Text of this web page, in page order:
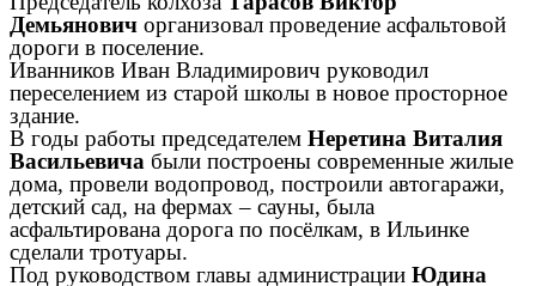
Демьянович организовал проведение асфальтовой
дороги в поселение.
Иванников Иван Владимирович руководил
переселением из старой школы в новое просторное
здание.
В годы работы председателем Неретина Виталия
Васильевича были построены современные жилые
дома, провели водопровод, построили автогаражи,
детский сад, на фермах – сауны, была
асфальтирована дорога по посёлкам, в Ильинке
сделали тротуары.
Под руководством главы администрации Юдина